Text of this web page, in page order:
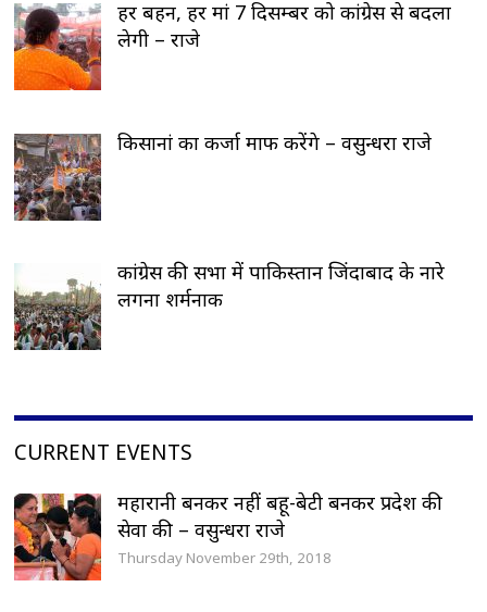
हर बहन, हर मां 7 दिसम्बर को कांग्रेस से बदला
लेगी – राजे
किसानां का कर्जा माफ करेंगे – वसुन्धरा राजे
कांग्रेस की सभा में पाकिस्तान जिंदाबाद के नारे
लगना शर्मनाक
CURRENT EVENTS
महारानी बनकर नहीं बहू-बेटी बनकर प्रदेश की
सेवा की – वसुन्धरा राजे
Thursday November 29th, 2018